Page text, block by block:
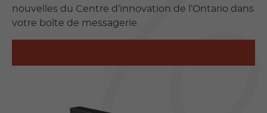
nouvelles du Centre d’innovation de l’Ontario dans
votre boîte de messagerie.